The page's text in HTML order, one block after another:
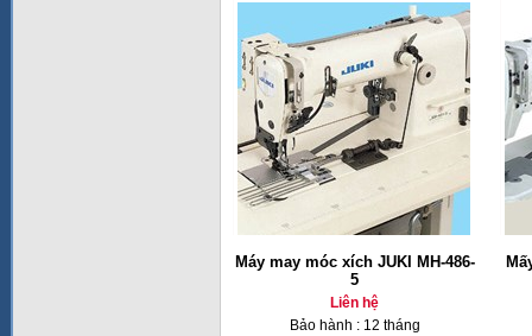
Máy may móc xích JUKI MH-486-
5
Liên hệ
Bảo hành : 12 tháng